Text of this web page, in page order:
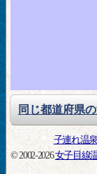
同じ都道府県